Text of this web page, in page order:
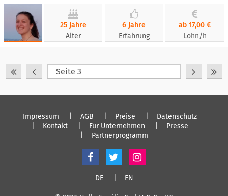
25 Jahre
Alter
6 Jahre
Erfahrung
ab 17,00 €
Lohn/h
Impressum AGB Preise
Datenschutz
Kontakt
Für Unternehmen
Presse
Partnerprogramm
DE EN